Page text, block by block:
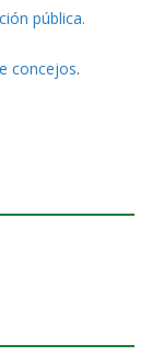
pública.
concejos.